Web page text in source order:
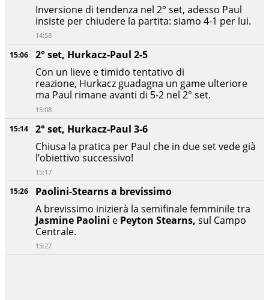
15:26
Paolini-Stearns a brevissimo
A brevissimo inizierà la semifinale femminile tra
Jasmine Paolini e Peyton Stearns, sul Campo
Centrale.
15:27
15:14
2° set, Hurkacz-Paul 3-6
Chiusa la pratica per Paul che in due set vede già
l’obiettivo successivo!
15:17
15:06
2° set, Hurkacz-Paul 2-5
Con un lieve e timido tentativo di
reazione, Hurkacz guadagna un game ulteriore
ma Paul rimane avanti di 5-2 nel 2° set.
15:08
Inversione di tendenza nel 2° set, adesso Paul
insiste per chiudere la partita: siamo 4-1 per lui.
14:58